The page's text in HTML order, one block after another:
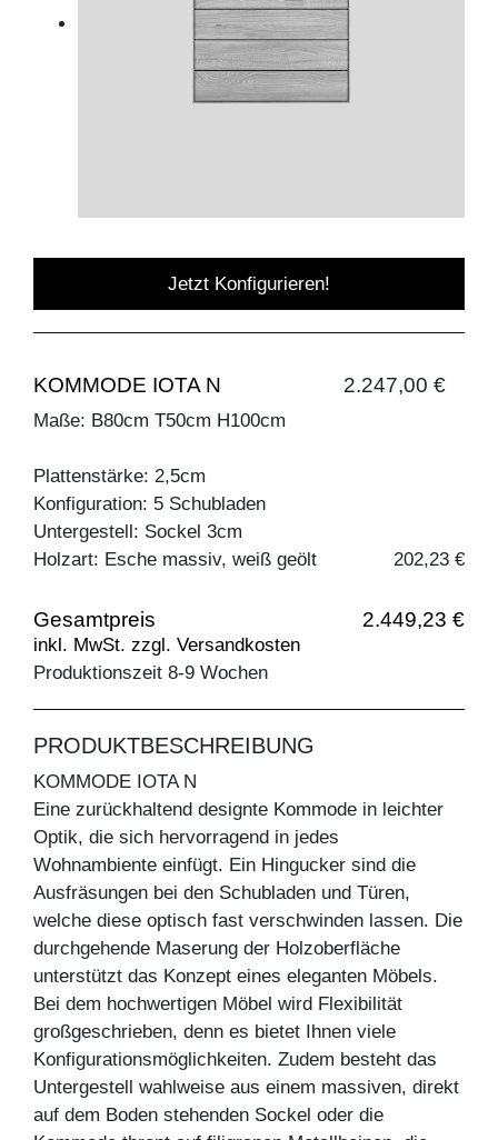
Jetzt Konfigurieren!
KOMMODE IOTA N 2.247,00 €
Maße: B80cm T50cm H100cm
Plattenstärke: 2,5cm
Konfiguration: 5 Schubladen
Untergestell: Sockel 3cm
Holzart: Esche massiv, weiß geölt
202,23 €
Gesamtpreis 2.449,23 €
inkl. MwSt. zzgl. Versandkosten
Produktionszeit 8-9 Wochen
PRODUKTBESCHREIBUNG
KOMMODE IOTA N
Eine zurückhaltend designte Kommode in leichter
Optik, die sich hervorragend in jedes
Wohnambiente einfügt. Ein Hingucker sind die
Ausfräsungen bei den Schubladen und Türen,
welche diese optisch fast verschwinden lassen. Die
durchgehende Maserung der Holzoberfläche
unterstützt das Konzept eines eleganten Möbels.
Bei dem hochwertigen Möbel wird Flexibilität
großgeschrieben, denn es bietet Ihnen viele
Konfigurationsmöglichkeiten. Zudem besteht das
Untergestell wahlweise aus einem massiven, direkt
auf dem Boden stehenden Sockel oder die